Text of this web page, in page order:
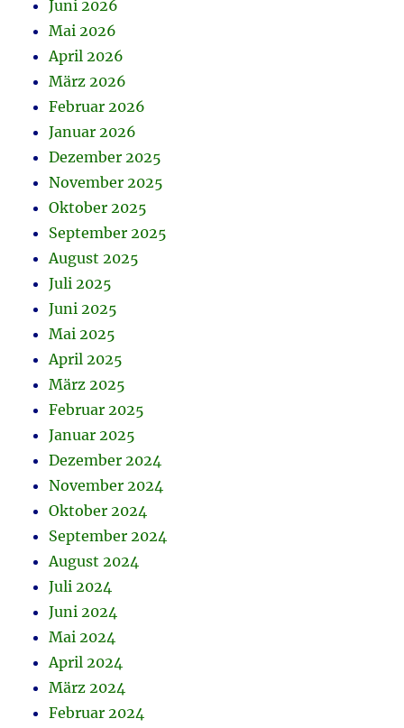
Juni 2026
Mai 2026
April 2026
März 2026
Februar 2026
Januar 2026
Dezember 2025
November 2025
Oktober 2025
September 2025
August 2025
Juli 2025
Juni 2025
Mai 2025
April 2025
März 2025
Februar 2025
Januar 2025
Dezember 2024
November 2024
Oktober 2024
September 2024
August 2024
Juli 2024
Juni 2024
Mai 2024
April 2024
März 2024
Februar 2024